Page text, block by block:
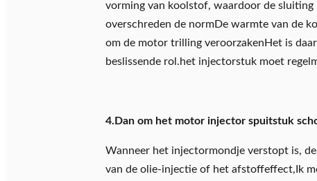
vorming van koolstof, waardoor de
overschreden de normDe warmte van de
om de motor trilling veroorzakenHet is
beslissende rol.het injectorstuk moet
4.Dan om het motor injector spuitstuk
Wanneer het injectormondje verstopt is,
van de olie-injectie of het afstoffeffect,Ik